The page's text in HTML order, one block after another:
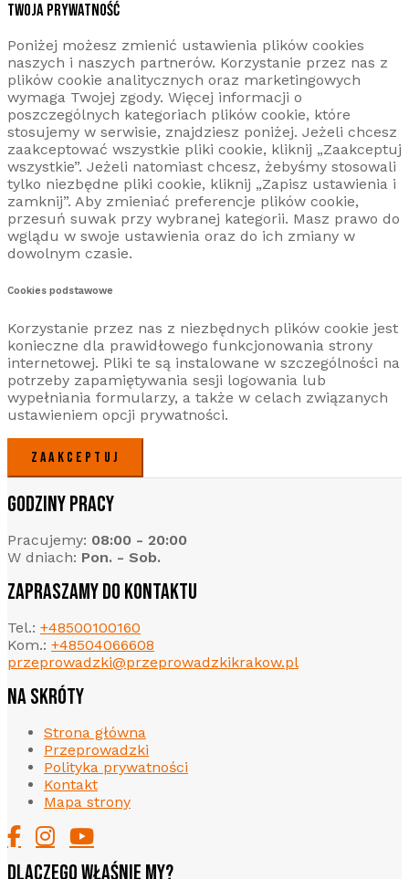
TWOJA PRYWATNOŚĆ
Poniżej możesz zmienić ustawienia plików cookies
naszych i naszych partnerów. Korzystanie przez nas z
plików cookie analitycznych oraz marketingowych
wymaga Twojej zgody. Więcej informacji o
poszczególnych kategoriach plików cookie, które
stosujemy w serwisie, znajdziesz poniżej. Jeżeli chcesz
zaakceptować wszystkie pliki cookie, kliknij „Zaakceptuj
wszystkie”. Jeżeli natomiast chcesz, żebyśmy stosowali
tylko niezbędne pliki cookie, kliknij „Zapisz ustawienia i
zamknij”. Aby zmieniać preferencje plików cookie,
przesuń suwak przy wybranej kategorii. Masz prawo do
wglądu w swoje ustawienia oraz do ich zmiany w
dowolnym czasie.
Cookies podstawowe
Korzystanie przez nas z niezbędnych plików cookie jest
konieczne dla prawidłowego funkcjonowania strony
internetowej. Pliki te są instalowane w szczególności na
potrzeby zapamiętywania sesji logowania lub
wypełniania formularzy, a także w celach związanych
ustawieniem opcji prywatności.
ZAAKCEPTUJ
GODZINY PRACY
Pracujemy: 08:00 - 20:00
W dniach: Pon. - Sob.
ZAPRASZAMY DO KONTAKTU
Tel.: +48500100160
Kom.: +48504066608
przeprowadzki@przeprowadzkikrakow.pl
NA SKRÓTY
Strona główna
Przeprowadzki
Polityka prywatności
Kontakt
Mapa strony
DLACZEGO WŁAŚNIE MY?